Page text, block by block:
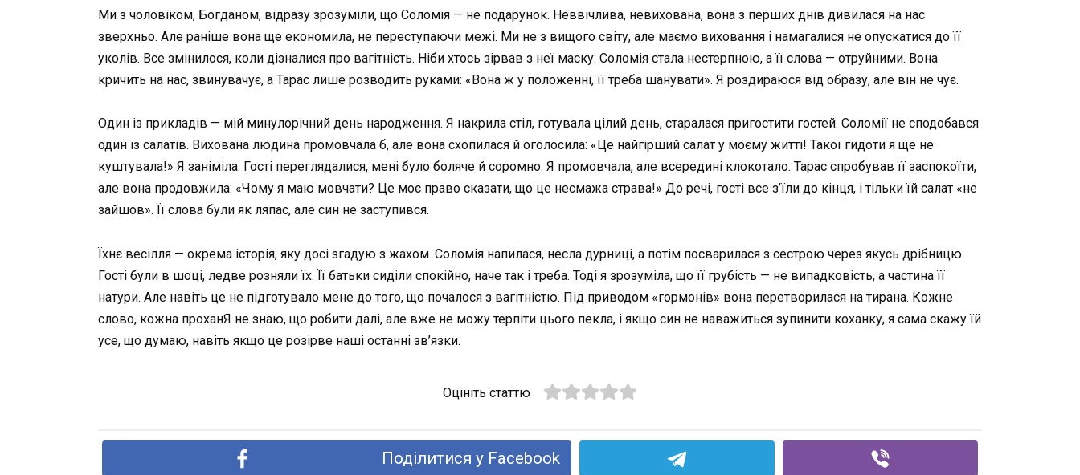
Ми з чоловіком, Богданом, відразу зрозуміли, що Соломія — не подарунок. Неввічлива, невихована, вона з перших днів дивилася на нас
зверхньо. Але раніше вона ще економила, не переступаючи межі. Ми не з вищого світу, але маємо виховання і намагалися не опускатися до її
уколів. Все змінилося, коли дізналися про вагітність. Ніби хтось зірвав з неї маску: Соломія стала нестерпною, а її слова — отруйними. Вона
кричить на нас, звинувачує, а Тарас лише розводить руками: «Вона ж у положенні, її треба шанувати». Я роздираюся від образу, але він не чує.
Один із прикладів — мій минулорічний день народження. Я накрила стіл, готувала цілий день, старалася пригостити гостей. Соломії не сподобався
один із салатів. Вихована людина промовчала б, але вона схопилася й оголосила: «Це найгірший салат у моєму житті! Такої гидоти я ще не
куштувала!» Я заніміла. Гості переглядалися, мені було боляче й соромно. Я промовчала, але всередині клокотало. Тарас спробував її заспокоїти,
але вона продовжила: «Чому я маю мовчати? Це моє право сказати, що це несмажа страва!» До речі, гості все з’їли до кінця, і тільки їй салат «не
зайшов». Її слова були як ляпас, але син не заступився.
Їхнє весілля — окрема історія, яку досі згадую з жахом. Соломія напилася, несла дурниці, а потім посварилася з сестрою через якусь дрібницю.
Гості були в шоці, ледве розняли їх. Її батьки сиділи спокійно, наче так і треба. Тоді я зрозуміла, що її грубість — не випадковість, а частина її
натури. Але навіть це не підготувало мене до того, що почалося з вагітністю. Під приводом «гормонів» вона перетворилася на тирана. Кожне
слово, кожна проханЯ не знаю, що робити далі, але вже не можу терпіти цього пекла, і якщо син не наважиться зупинити коханку, я сама скажу їй
усе, що думаю, навіть якщо це розірве наші останні зв’язки.
Оцініть статтю
Поділитися у Facebook